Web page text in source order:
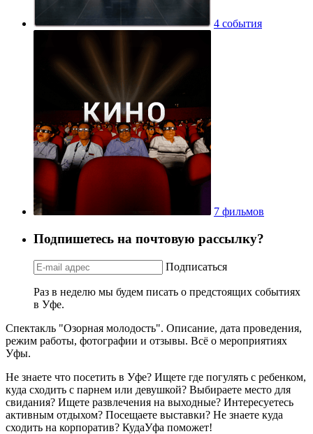
4 события
7 фильмов
Подпишетесь на почтовую рассылку?
Подписаться
Раз в неделю мы будем писать о предстоящих событиях
в Уфе.
Спектакль "Озорная молодость". Описание, дата проведения,
режим работы, фотографии и отзывы. Всё о мероприятиях
Уфы.
Не знаете что посетить в Уфе? Ищете где погулять с ребенком,
куда сходить с парнем или девушкой? Выбираете место для
свидания? Ищете развлечения на выходные? Интересуетесь
активным отдыхом? Посещаете выставки? Не знаете куда
сходить на корпоратив? КудаУфа поможет!